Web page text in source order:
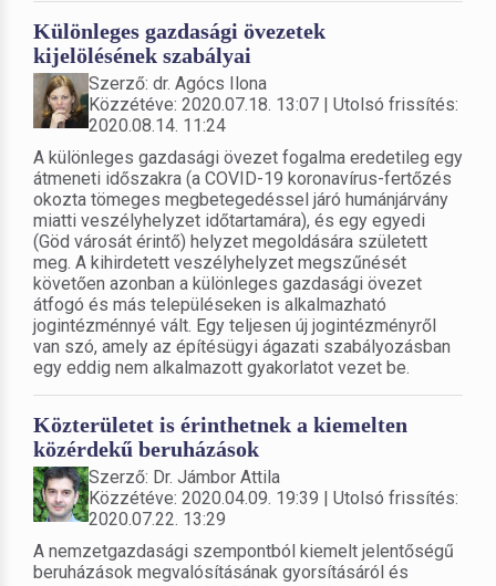
Különleges gazdasági övezetek
kijelölésének szabályai
Szerző: dr. Agócs Ilona
Közzétéve: 2020.07.18. 13:07 | Utolsó frissítés:
2020.08.14. 11:24
A különleges gazdasági övezet fogalma eredetileg egy
átmeneti időszakra (a COVID-19 koronavírus-fertőzés
okozta tömeges megbetegedéssel járó humánjárvány
miatti veszélyhelyzet időtartamára), és egy egyedi
(Göd városát érintő) helyzet megoldására született
meg. A kihirdetett veszélyhelyzet megszűnését
követően azonban a különleges gazdasági övezet
átfogó és más településeken is alkalmazható
jogintézménnyé vált. Egy teljesen új jogintézményről
van szó, amely az építésügyi ágazati szabályozásban
egy eddig nem alkalmazott gyakorlatot vezet be.
Közterületet is érinthetnek a kiemelten
közérdekű beruházások
Szerző: Dr. Jámbor Attila
Közzétéve: 2020.04.09. 19:39 | Utolsó frissítés:
2020.07.22. 13:29
A nemzetgazdasági szempontból kiemelt jelentőségű
beruházások megvalósításának gyorsításáról és